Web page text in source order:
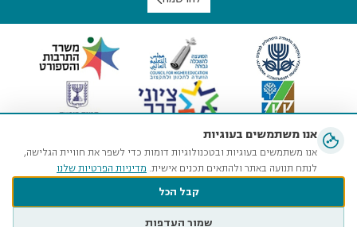
אנו משתמשים בעוגיות
אנו משתמשים בעוגיות ובטכנולוגיות דומות כדי לשפר את חוויית הגלישה,
לנתח תנועה באתר ולהתאים תכנים אישית. מדיניות הפרטיות שלנו
קבל הכל
שמור העדפות